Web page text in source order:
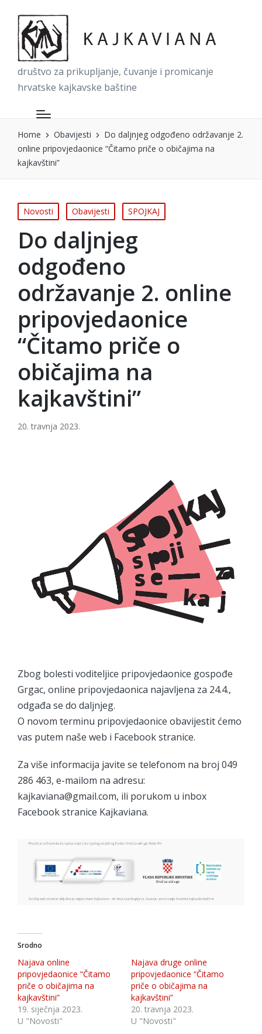
društvo za prikupljanje, čuvanje i promicanje
hrvatske kajkavske baštine
Home Obavijesti
Do daljnjeg odgođeno održavanje 2.
online pripovjedaonice “Čitamo priče o običajima na
kajkavštini”
Posted
in
Novosti Obavijesti SPOJKAJ
Do daljnjeg
odgođeno
održavanje 2. online
pripovjedaonice
“Čitamo priče o
običajima na
kajkavštini”
20. travnja 2023.
Zbog bolesti voditeljice pripovjedaonice gospođe
Grgac, online pripovjedaonica najavljena za 24.4.,
odgađa se do daljnjeg.
O novom terminu pripovjedaonice obavijestit ćemo
vas putem naše web i Facebook stranice.
Za više informacija javite se telefonom na broj 049
286 463, e-mailom na adresu:
kajkaviana@gmail.com, ili porukom u inbox
Facebook stranice Kajkaviana.
Srodno
Najava online
pripovjedaonice “Čitamo
priče o običajima na
kajkavštini”
19. siječnja 2023.
U "Novosti"
Najava druge online
pripovjedaonice “Čitamo
priče o običajima na
kajkavštini”
20. travnja 2023.
U "Novosti"